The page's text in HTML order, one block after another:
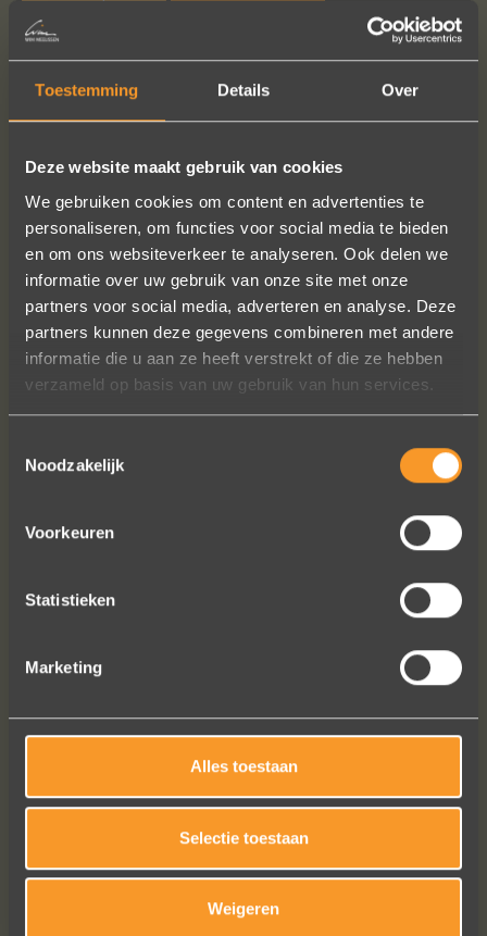
Toestemming Details Over
Deze website maakt gebruik van cookies
We gebruiken cookies om content en advertenties te
personaliseren, om functies voor social media te bieden
en om ons websiteverkeer te analyseren. Ook delen we
informatie over uw gebruik van onze site met onze
partners voor social media, adverteren en analyse. Deze
partners kunnen deze gegevens combineren met andere
informatie die u aan ze heeft verstrekt of die ze hebben
verzameld op basis van uw gebruik van hun services.
Noodzakelijk
Voorkeuren
Statistieken
Marketing
Alles toestaan
Selectie toestaan
Weigeren
PLUS D'INFO COMMANDER?
Sieraden online besteld: de ring is
subliem! Zoals altijd! Het maakt mijn
verzameling compleet ??
Ik dank het hele team hartelijk voor dit